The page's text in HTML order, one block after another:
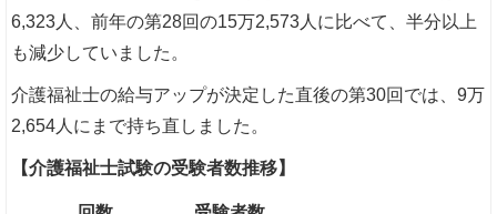
6,323人、前年の第28回の15万2,573人に比べて、半分以上
も減少していました。
介護福祉士の給与アップが決定した直後の第30回では、9万
2,654人にまで持ち直しました。
【介護福祉士試験の受験者数推移】